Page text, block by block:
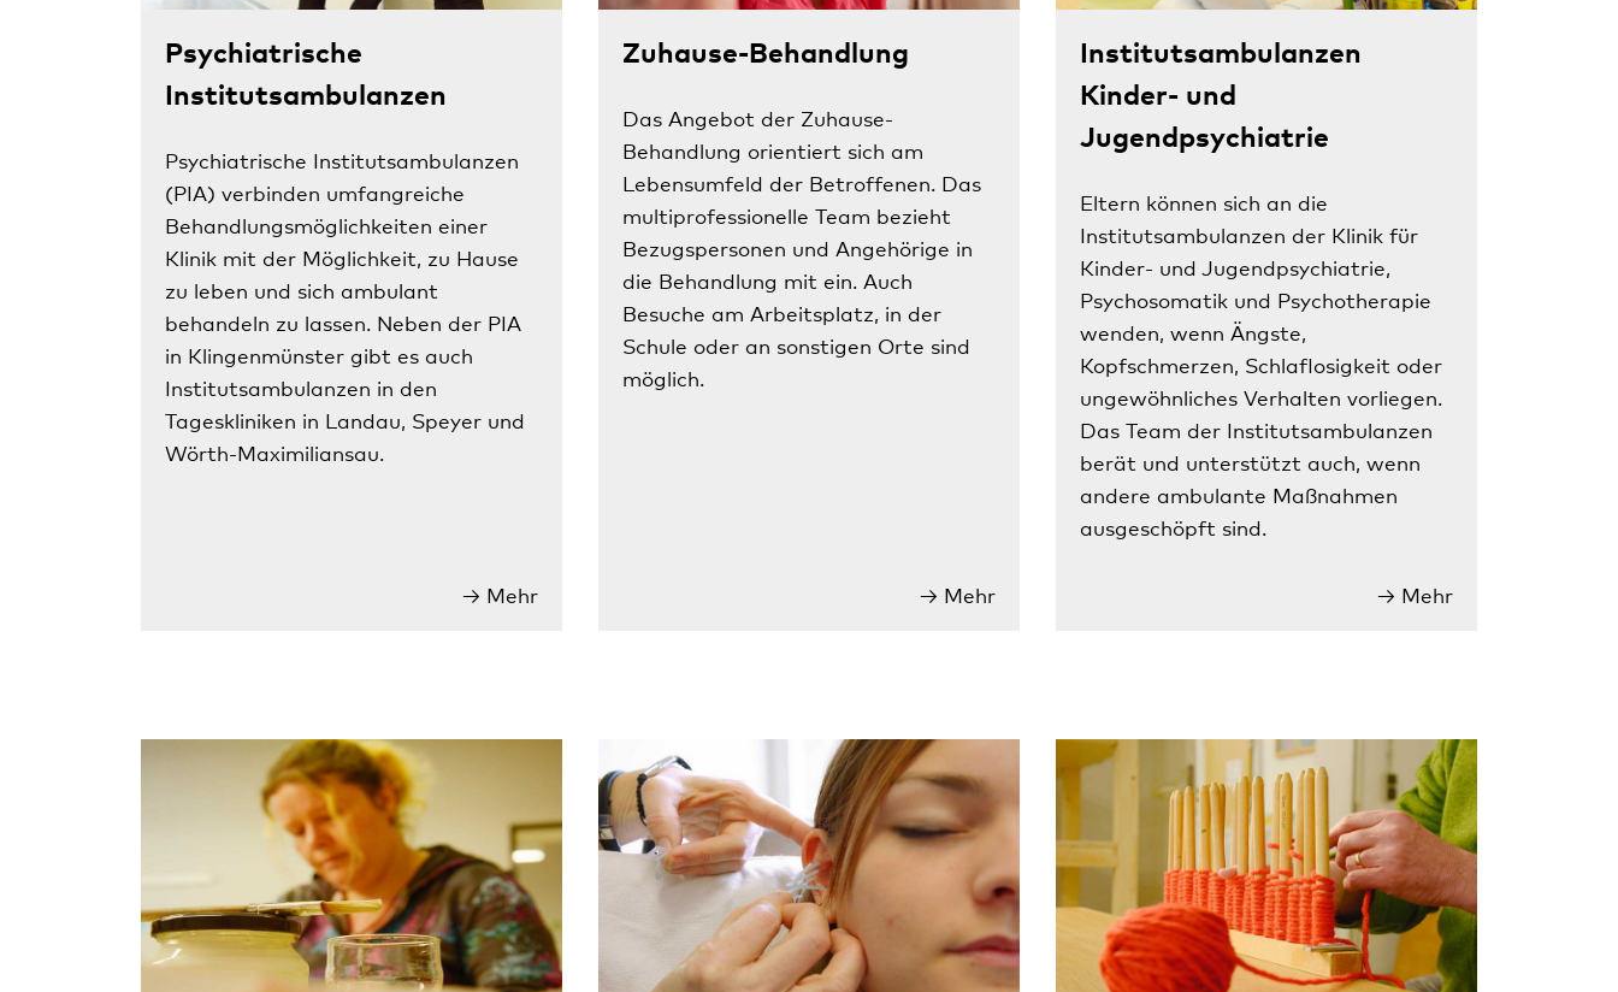
Psychiatrische
Institutsambulanzen
Psychiatrische Institutsambulanzen
(PIA) verbinden umfangreiche
Behandlungsmöglichkeiten einer
Klinik mit der Möglichkeit, zu Hause
zu leben und sich ambulant
behandeln zu lassen. Neben der PIA
in Klingenmünster gibt es auch
Institutsambulanzen in den
Tageskliniken in Landau, Speyer und
Wörth-Maximiliansau.
Mehr
Zuhause-Behandlung
Das Angebot der Zuhause-
Behandlung orientiert sich am
Lebensumfeld der Betroffenen. Das
multiprofessionelle Team bezieht
Bezugspersonen und Angehörige in
die Behandlung mit ein. Auch
Besuche am Arbeitsplatz, in der
Schule oder an sonstigen Orte sind
möglich.
Mehr
Institutsambulanzen
Kinder- und
Jugendpsychiatrie
Eltern können sich an die
Institutsambulanzen der Klinik für
Kinder- und Jugendpsychiatrie,
Psychosomatik und Psychotherapie
wenden, wenn Ängste,
Kopfschmerzen, Schlaflosigkeit oder
ungewöhnliches Verhalten vorliegen.
Das Team der Institutsambulanzen
berät und unterstützt auch, wenn
andere ambulante Maßnahmen
ausgeschöpft sind.
Mehr